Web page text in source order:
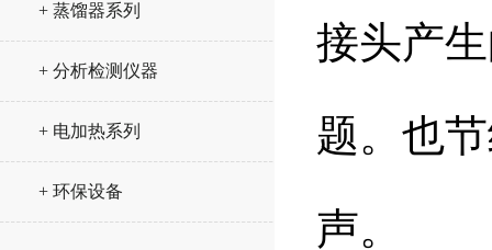
+ 蒸馏器系列
+ 分析检测仪器
+ 电加热系列
+ 环保设备
接头产
题。也
声。